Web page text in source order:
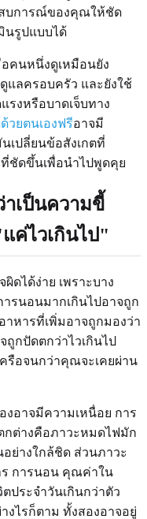
บการณ์ของคุณให้ชัด
นรูปแบบได้
คนหนึ่งดูเหมือนยัง
แลครอบครัว และยังใช้
งหรือบาดเจ็บทาง
วยตนเองฟรีอาจมี
เปลี่ยนข้อสังเกตที่
ชัดขึ้นเพื่อนำไปพูดคุย
าเป็นความขี้
ค่ไวเกินไป"
ดได้ง่าย เพราะบาง
ารนอนมากเกินไปอาจถูก
าหารที่เพิ่มอาจถูกมองว่า
กปัดตกว่าไวเกินไป
รือจนกว่าคุณจะเคยผ่าน
อาจมีความเหนื่อย การ
กต่างคือภาวะหมดไฟมัก
อย่างใกล้ชิด ส่วนภาวะ
ร การนอน คุณค่าใน
ประจำวันเกินกว่าตัว
งไรก็ตาม ทั้งสองอาจอยู่